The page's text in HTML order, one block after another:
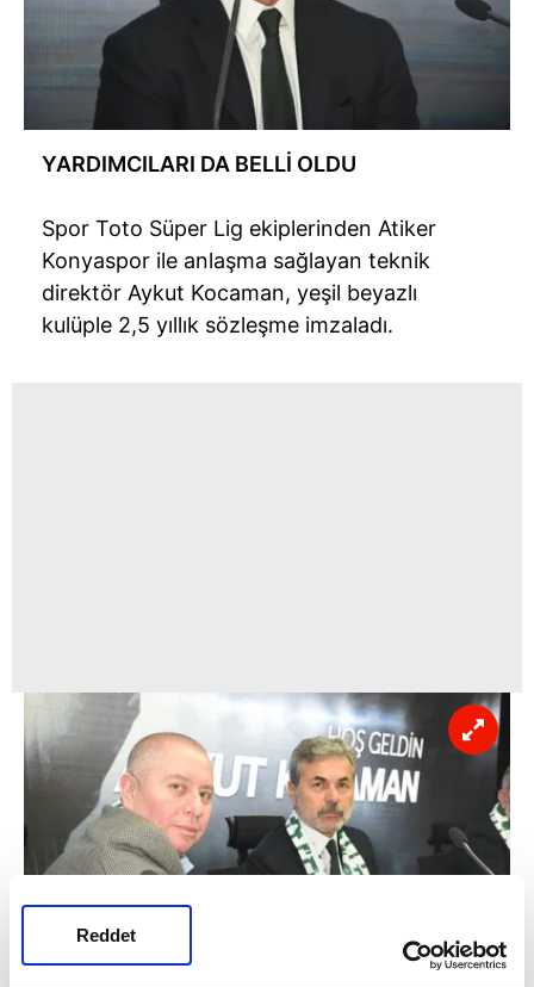
Reddet
YARDIMCILARI DA BELLİ OLDU
Spor Toto Süper Lig ekiplerinden Atiker
Konyaspor ile anlaşma sağlayan teknik
direktör Aykut Kocaman, yeşil beyazlı
kulüple 2,5 yıllık sözleşme imzaladı.